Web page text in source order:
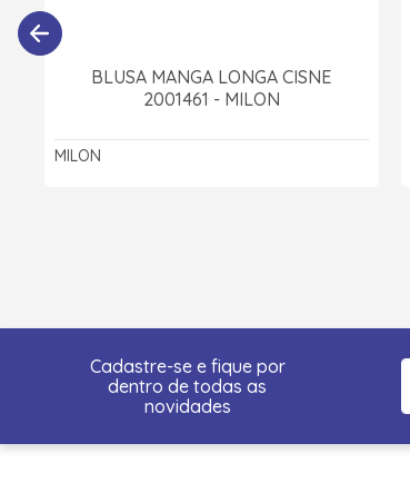
BLUSA MANGA LONGA CISNE
2001461 - MILON
MILON
Cadastre-se e fique por
dentro de todas as
novidades